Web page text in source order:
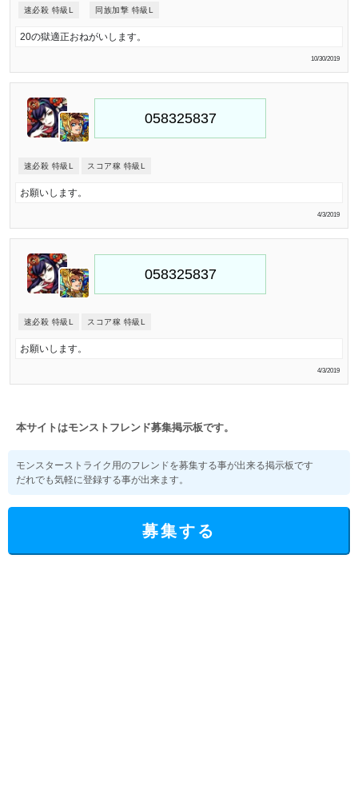
速必殺 特級L 同族加撃 特級L
20の獄適正おねがいします。
10/30/2019
速必殺 特級L スコア稼 特級L
お願いします。
4/3/2019
速必殺 特級L スコア稼 特級L
お願いします。
4/3/2019
本サイトはモンストフレンド募集掲示板です。
モンスターストライク用のフレンドを募集する事が出来る掲示板です
だれでも気軽に登録する事が出来ます。
募集する